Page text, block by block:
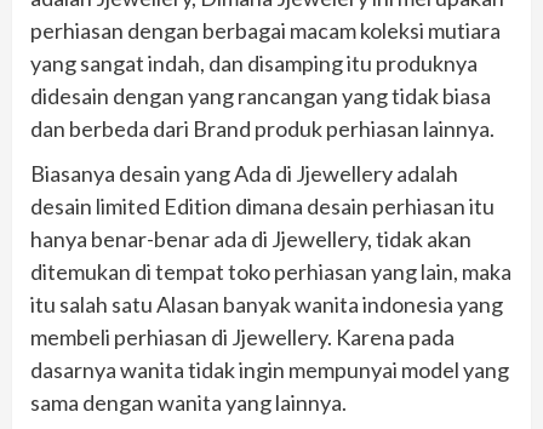
perhiasan dengan berbagai macam koleksi mutiara
yang sangat indah, dan disamping itu produknya
didesain dengan yang rancangan yang tidak biasa
dan berbeda dari Brand produk perhiasan lainnya.
Biasanya desain yang Ada di Jjewellery adalah
desain limited Edition dimana desain perhiasan itu
hanya benar-benar ada di Jjewellery, tidak akan
ditemukan di tempat toko perhiasan yang lain, maka
itu salah satu Alasan banyak wanita indonesia yang
membeli perhiasan di Jjewellery. Karena pada
dasarnya wanita tidak ingin mempunyai model yang
sama dengan wanita yang lainnya.